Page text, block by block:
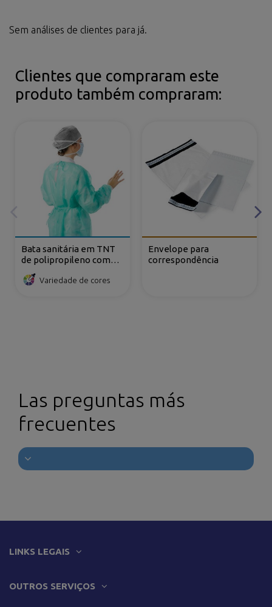
Sem análises de clientes para já.
Clientes que compraram este
produto também compraram:
Bata sanitária em TNT
de polipropileno com
Variedade de cores
Envelope para
correspondência
Las preguntas más
frecuentes
LINKS LEGAIS
OUTROS SERVIÇOS